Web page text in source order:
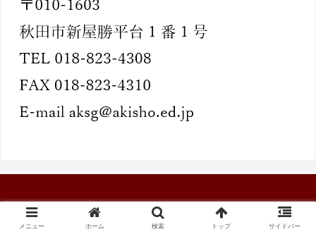
© 秋田市立秋田商業高等学校
メニュー ホーム 検索 トップ サイドバー